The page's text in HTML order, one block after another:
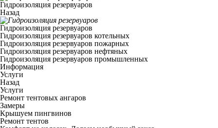
Гидроизоляция резервуаров
Назад
Гидроизоляция резервуаров
Гидроизоляция резервуаров котельных
Гидроизоляция резервуаров пожарных
Гидроизоляция резервуаров нефтяных
Гидроизоляция резервуаров промышленных
Информация
Услуги
Назад
Услуги
Ремонт тентовых ангаров
Замеры
Крышуем пингвинов
Ремонт тентов